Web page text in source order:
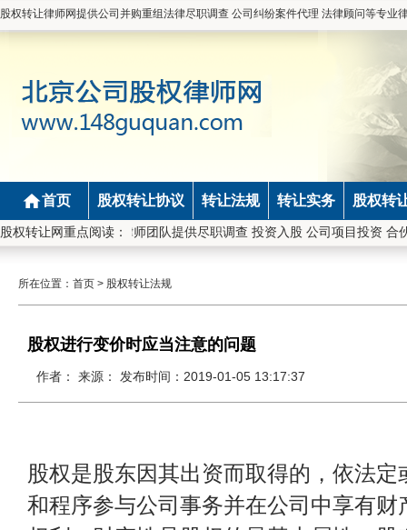
股权转让律师网提供公司并购重组法律尽职调查 公司纠纷案件代理 法律顾问等专业
首页 股权转让协议 转让法规 转让实务 股权转
股权转让网重点阅读：
。梁学军律师团队提供尽职调查 投资入股 公司项目投资
所在位置： 首页 > 股权转让法规
股权进行变价时应当注意的问题
作者： 来源： 发布时间：2019-01-05 13:17:37
股权是股东因其出资而取得的，依法
和程序参与公司事务并在公司中享有